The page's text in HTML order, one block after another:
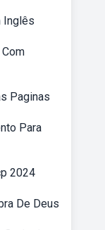
Inglês
Paginas
Para
2024
De Deus